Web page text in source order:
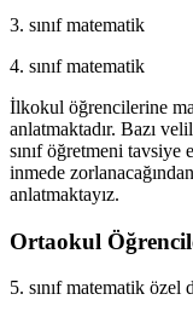
3. sınıf matematik
4. sınıf matematik
İlkokul öğrencilerine
anlatmaktadır. Bazı
sınıf öğretmeni
inmede
anlatmaktayız.
Ortaokul
5. sınıf matematik özel